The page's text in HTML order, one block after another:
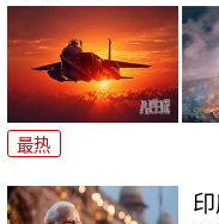
最热